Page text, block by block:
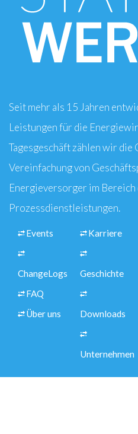
Seit mehr als 15 Jahren
Leistungen für die
Tagesgeschäft zählen wir die
Vereinfachung von
Energieversorger im Bereich
Prozessdienstleistungen.
Events
ChangeLogs
FAQ
Über uns
Karriere
Geschichte
Downloads
Unternehmen